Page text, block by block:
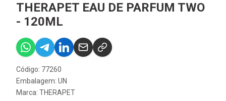
THERAPET EAU DE PARFUM TWO
- 120ML
Código: 77260
Embalagem: UN
Marca: THERAPET